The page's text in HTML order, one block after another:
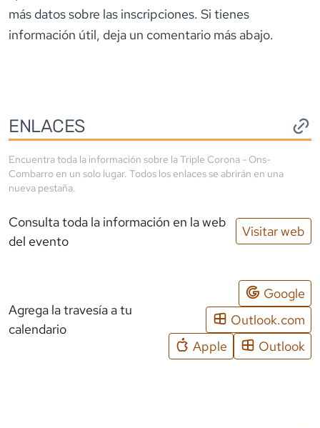
más datos sobre las inscripciones. Si tienes
información útil, deja un comentario más abajo.
ENLACES
Encuentra toda la información sobre laTriple Corona - Ons-
Combarro en un solo lugar. Todos los enlaces se abrirán en una
nueva pestaña.
Consulta toda la información en la web
del evento
Visitar web
Agrega la travesía a tu
calendario
Google
Outlook.com
Apple
Outlook